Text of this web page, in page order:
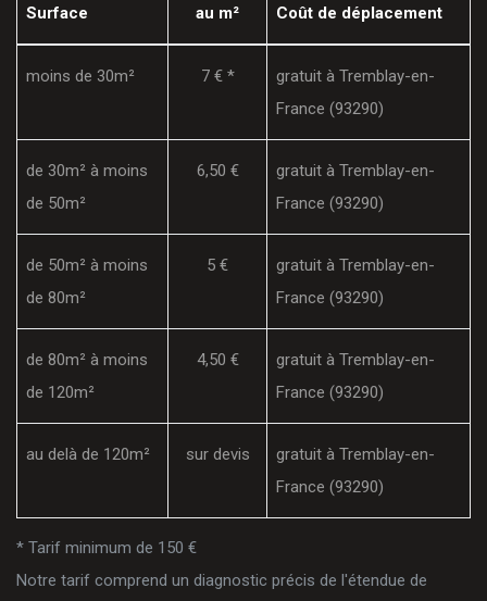
Surface
au m²
Coût de déplacement
moins de 30m² 7 € *
gratuit à Tremblay-en-
France (93290)
de 30m² à moins
de 50m²
6,50 €
gratuit à Tremblay-en-
France (93290)
de 50m² à moins
de 80m²
5 €
gratuit à Tremblay-en-
France (93290)
de 80m² à moins
de 120m²
4,50 €
gratuit à Tremblay-en-
France (93290)
au delà de 120m² sur devis
gratuit à Tremblay-en-
France (93290)
* Tarif minimum de 150 €
Notre tarif comprend un diagnostic précis de l'étendue de